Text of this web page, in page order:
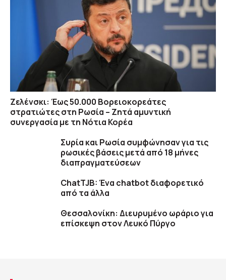
Ζελένσκι: Έως 50.000 Βορειοκορεάτες
στρατιώτες στη Ρωσία – Ζητά αμυντική
συνεργασία με τη Νότια Κορέα
Συρία και Ρωσία συμφώνησαν για τις
ρωσικές βάσεις μετά από 18 μήνες
διαπραγματεύσεων
ChatTJB: Ένα chatbot διαφορετικό
από τα άλλα
Θεσσαλονίκη: Διευρυμένο ωράριο για
επίσκεψη στον Λευκό Πύργο